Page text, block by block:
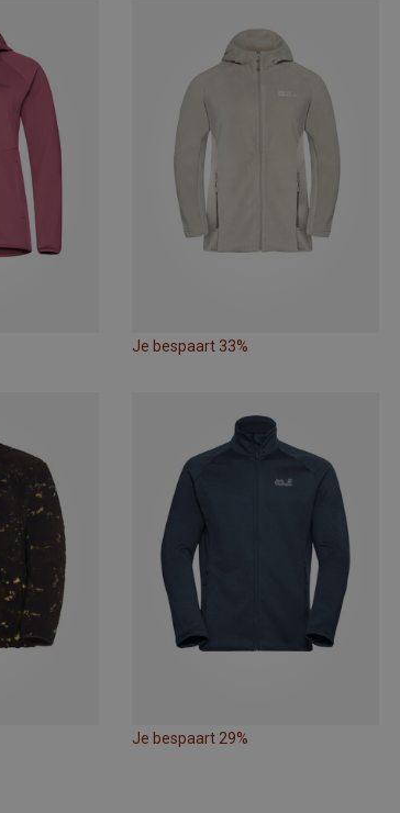
Je bespaart 33%
Je bespaart 29%